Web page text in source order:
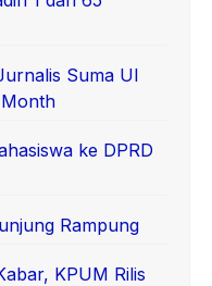
Suma UI
ke DPRD
Rampung
KPUM Rilis